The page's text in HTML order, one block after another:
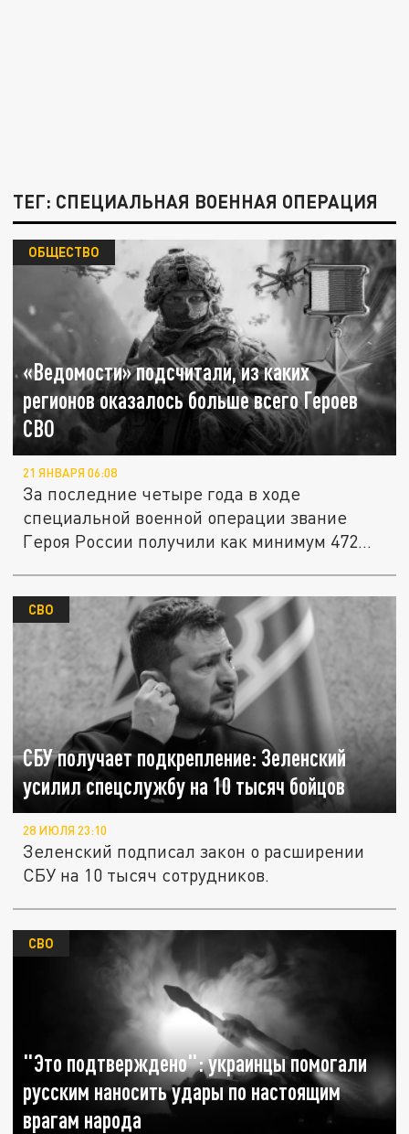
ТЕГ: СПЕЦИАЛЬНАЯ ВОЕННАЯ ОПЕРАЦИЯ
«Ведомости» подсчитали, из каких
регионов оказалось больше всего Героев
СВО
ОБЩЕСТВО
21 ЯНВАРЯ 06:08
За последние четыре года в ходе
специальной военной операции звание
Героя России получили как минимум 472...
СБУ получает подкрепление: Зеленский
усилил спецслужбу на 10 тысяч бойцов
СВО
28 ИЮЛЯ 23:10
Зеленский подписал закон о расширении
СБУ на 10 тысяч сотрудников.
"Это подтверждено": украинцы помогали
русским наносить удары по настоящим
врагам народа
СВО